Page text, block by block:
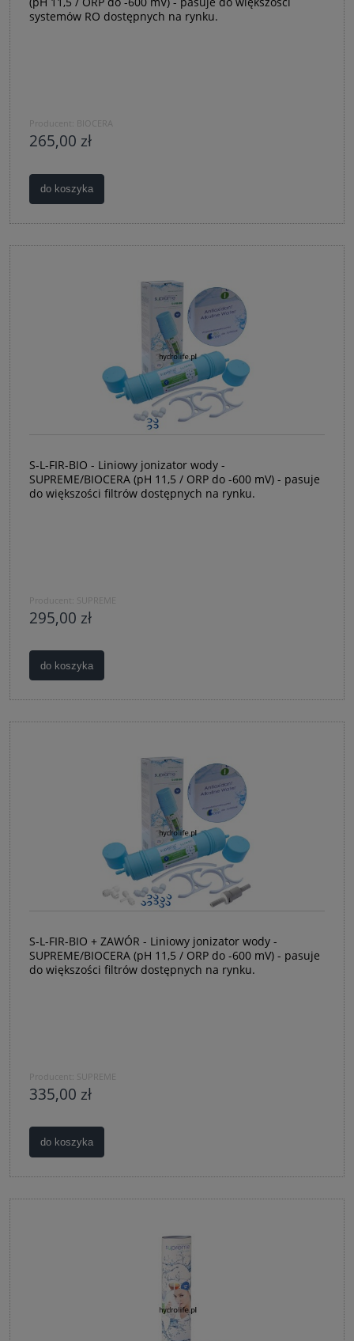
systemów RO dostępnych na rynku.
Producent: BIOCERA
265,00 zł
do koszyka
S-L-FIR-BIO - Liniowy jonizator wody -
SUPREME/BIOCERA (pH 11,5 / ORP do -600 mV) - pasuje
do większości filtrów dostępnych na rynku.
Producent: SUPREME
295,00 zł
do koszyka
S-L-FIR-BIO + ZAWÓR - Liniowy jonizator wody -
SUPREME/BIOCERA (pH 11,5 / ORP do -600 mV) - pasuje
do większości filtrów dostępnych na rynku.
Producent: SUPREME
335,00 zł
do koszyka